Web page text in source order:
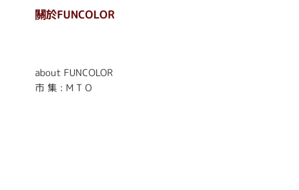
關於FUNCOLOR
about FUNCOLOR
市 集 : M T O